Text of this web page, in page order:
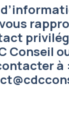
Conseil
à :